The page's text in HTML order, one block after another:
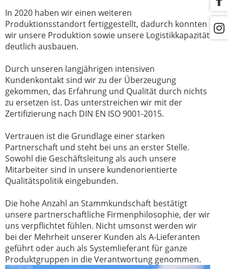
In 2020 haben wir einen weiteren
Produktionsstandort fertiggestellt, dadurch konnten
wir unsere Produktion sowie unsere Logistikkapazität
deutlich ausbauen.
Durch unseren langjährigen intensiven
Kundenkontakt sind wir zu der Überzeugung
gekommen, das Erfahrung und Qualität durch nichts
zu ersetzen ist. Das unterstreichen wir mit der
Zertifizierung nach DIN EN ISO 9001-2015.
Vertrauen ist die Grundlage einer starken
Partnerschaft und steht bei uns an erster Stelle.
Sowohl die Geschäftsleitung als auch unsere
Mitarbeiter sind in unsere kundenorientierte
Qualitätspolitik eingebunden.
Die hohe Anzahl an Stammkundschaft bestätigt
unsere partnerschaftliche Firmenphilosophie, der wir
uns verpflichtet fühlen. Nicht umsonst werden wir
bei der Mehrheit unserer Kunden als A-Lieferanten
geführt oder auch als Systemlieferant für ganze
Produktgruppen in die Verantwortung genommen.